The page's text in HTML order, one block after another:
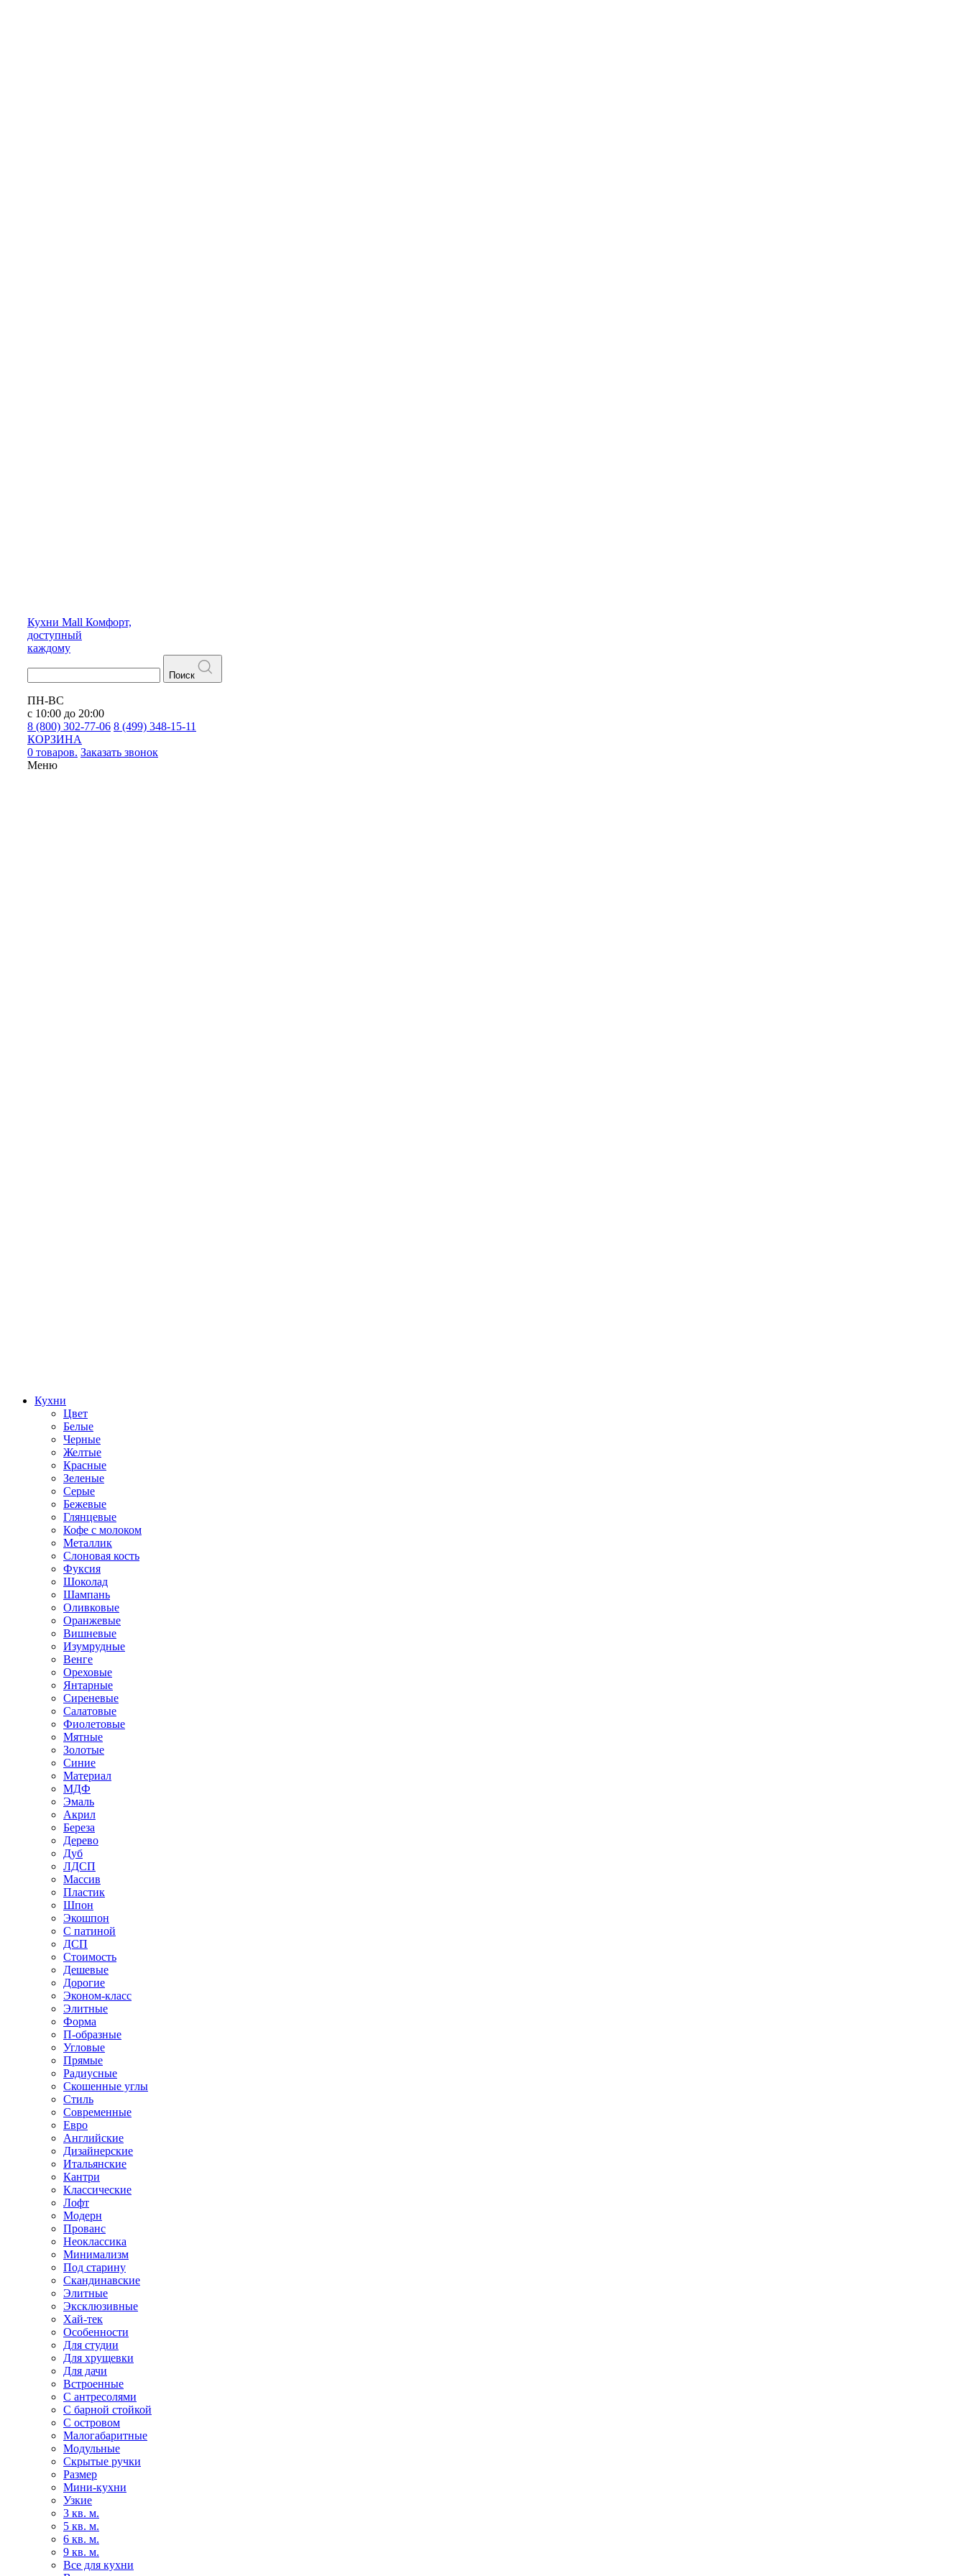
Кухни Mall Комфорт,
доступный
каждому
Поиск
ПН-ВС
с 10:00 до 20:00
8 (800) 302-77-06 8 (499) 348-15-11
КОРЗИНА
0 товаров. Заказать звонок
Меню
Кухни
Цвет
Белые
Черные
Желтые
Красные
Зеленые
Серые
Бежевые
Глянцевые
Кофе с молоком
Металлик
Слоновая кость
Фуксия
Шоколад
Шампань
Оливковые
Оранжевые
Вишневые
Изумрудные
Венге
Ореховые
Янтарные
Сиреневые
Салатовые
Фиолетовые
Мятные
Золотые
Синие
Материал
МДФ
Эмаль
Акрил
Береза
Дерево
Дуб
ЛДСП
Массив
Пластик
Шпон
Экошпон
С патиной
ДСП
Стоимость
Дешевые
Дорогие
Эконом-класс
Элитные
Форма
П-образные
Угловые
Прямые
Радиусные
Скошенные углы
Стиль
Современные
Евро
Английские
Дизайнерские
Итальянские
Кантри
Классические
Лофт
Модерн
Прованс
Неоклассика
Минимализм
Под старину
Скандинавские
Элитные
Эксклюзивные
Хай-тек
Особенности
Для студии
Для хрущевки
Для дачи
Встроенные
С антресолями
С барной стойкой
С островом
Малогабаритные
Модульные
Скрытые ручки
Размер
Мини-кухни
Узкие
3 кв. м.
5 кв. м.
6 кв. м.
9 кв. м.
Все для кухни